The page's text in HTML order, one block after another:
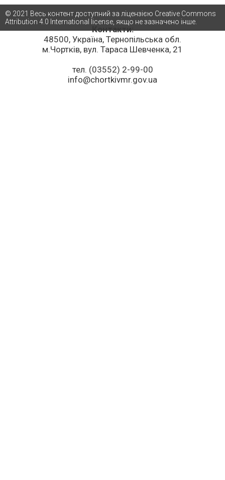
Контакти:
48500, Україна, Тернопільська обл.
м.Чортків, вул. Тараса Шевченка, 21
тел. (03552) 2-99-00
info@chortkivmr.gov.ua
© 2021 Весь контент доступний за ліцензією Creative Commons
Attribution 4.0 International license, якщо не зазначено інше.